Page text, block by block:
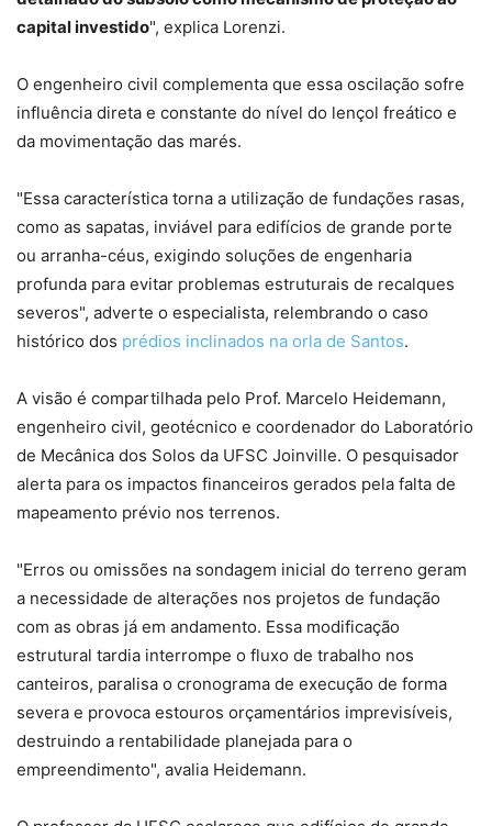
capital investido", explica Lorenzi.
O engenheiro civil complementa que essa oscilação sofre
influência direta e constante do nível do lençol freático e
da movimentação das marés.
"Essa característica torna a utilização de fundações rasas,
como as sapatas, inviável para edifícios de grande porte
ou arranha-céus, exigindo soluções de engenharia
profunda para evitar problemas estruturais de recalques
severos", adverte o especialista, relembrando o caso
histórico dos prédios inclinados na orla de Santos.
A visão é compartilhada pelo Prof. Marcelo Heidemann,
engenheiro civil, geotécnico e coordenador do Laboratório
de Mecânica dos Solos da UFSC Joinville. O pesquisador
alerta para os impactos financeiros gerados pela falta de
mapeamento prévio nos terrenos.
"Erros ou omissões na sondagem inicial do terreno geram
a necessidade de alterações nos projetos de fundação
com as obras já em andamento. Essa modificação
estrutural tardia interrompe o fluxo de trabalho nos
canteiros, paralisa o cronograma de execução de forma
severa e provoca estouros orçamentários imprevisíveis,
destruindo a rentabilidade planejada para o
empreendimento", avalia Heidemann.